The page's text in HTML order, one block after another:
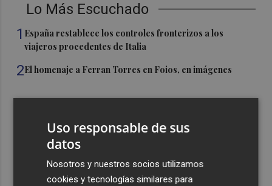
Lo Más Escuchado
1 España restablece los controles fronterizos a los
viajeros procedentes de Italia
2El homenaje a Ferran Torres en Foios, en imágenes
Foios se vuelca con Ferran Torres
Las '200 vidas' que llevaron a Paco Rabal de Águilas a la
Uso responsable de sus
datos
Nosotros y nuestros socios utilizamos
cookies y tecnologías similares para